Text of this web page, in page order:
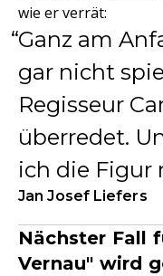
wie er verrät:
Ganz am
gar nicht
Regisseur
überredet.
ich die Figur
Jan Josef Liefers
Nächster Fall
Vernau" wird